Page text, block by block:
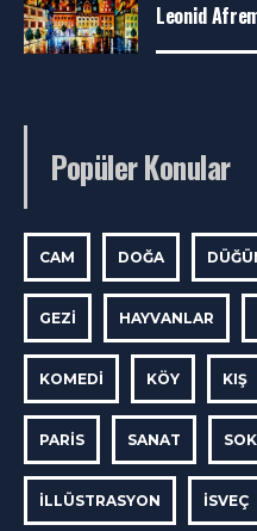
Leonid
Popüler Konular
CAM DOĞA
GEZI HAYVANLAR
KOMEDI KÖY KIŞ
PARIS SANAT
İLLÜSTRASYON İSVEÇ